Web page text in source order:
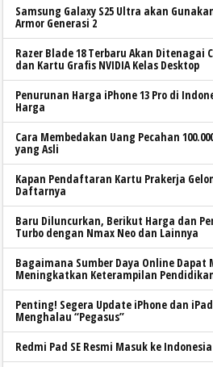
Samsung Galaxy S25 Ultra akan
Armor Generasi 2
Razer Blade 18 Terbaru Akan Ditenagai
dan Kartu Grafis NVIDIA Kelas Desktop
Penurunan Harga iPhone 13 Pro di
Harga
Cara Membedakan Uang Pecahan
yang Asli
Kapan Pendaftaran Kartu Prakerja
Daftarnya
Baru Diluncurkan, Berikut Harga dan
Turbo dengan Nmax Neo dan Lainnya
Bagaimana Sumber Daya Online Dapat
Meningkatkan Keterampilan
Penting! Segera Update iPhone dan
Menghalau “Pegasus”
Redmi Pad SE Resmi Masuk ke